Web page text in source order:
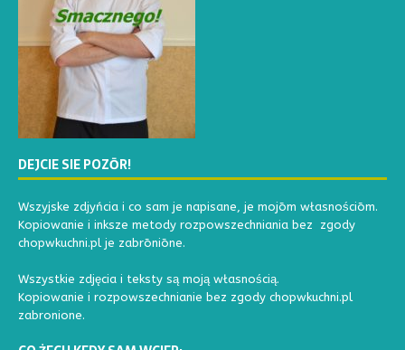
DEJCIE SIE POZŌR!
Wszyjske zdjyńcia i co sam je napisane, je mojōm własnościōm.
Kopiowanie i inksze metody rozpowszechniania bez zgody
chopwkuchni.pl je zabrōniōne.
Wszystkie zdjęcia i teksty są moją własnością.
Kopiowanie i rozpowszechnianie bez zgody chopwkuchni.pl
zabronione.